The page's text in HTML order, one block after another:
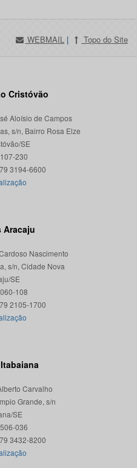
WEBMAIL | Topo do Site
Cristóvão
Aloísio de Campos
s/n, Bairro Rosa Elze
SE
230
Aracaju
Nascimento
s/n, Cidade Nova
SE
108
Carvalho
Grande, s/n
SE
036